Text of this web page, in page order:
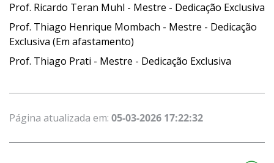
Prof. Ricardo Teran Muhl - Mestre - Dedicação Exclusiva
Prof. Thiago Henrique Mombach - Mestre - Dedicação
Exclusiva (Em afastamento)
Prof. Thiago Prati - Mestre - Dedicação Exclusiva
Página atualizada em: 05-03-2026 17:22:32